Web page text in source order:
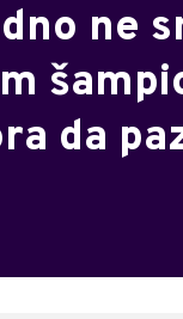
ne
da